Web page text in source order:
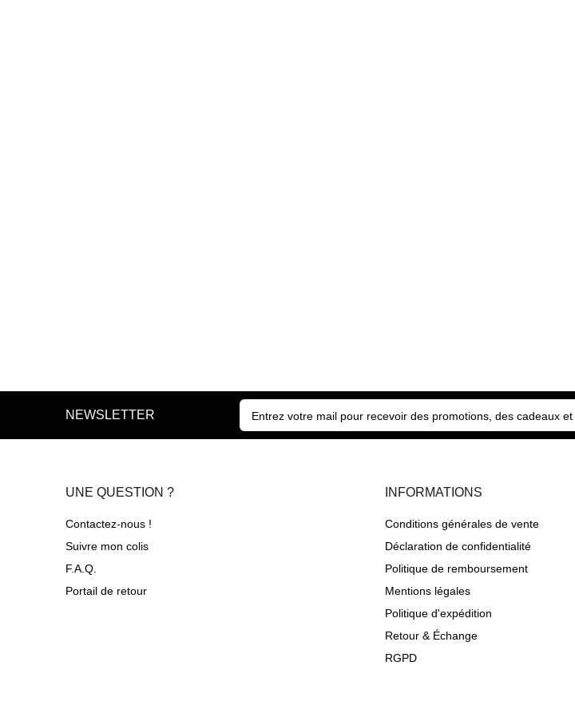
NEWSLETTER
UNE QUESTION ?
Contactez-nous !
Suivre mon colis
F.A.Q.
Portail de retour
INFORMATIONS
Conditions générales de vente
Déclaration de confidentialité
Politique de remboursement
Mentions légales
Politique d'expédition
Retour & Échange
RGPD